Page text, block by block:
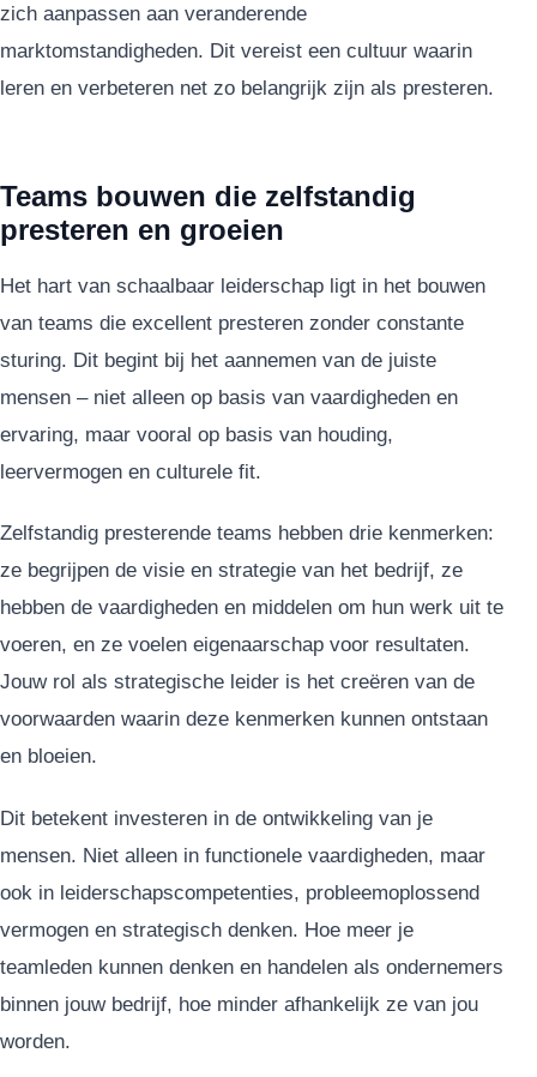
zich aanpassen aan veranderende
marktomstandigheden. Dit vereist een cultuur waarin
leren en verbeteren net zo belangrijk zijn als presteren.
Teams bouwen die zelfstandig
presteren en groeien
Het hart van schaalbaar leiderschap ligt in het bouwen
van teams die excellent presteren zonder constante
sturing. Dit begint bij het aannemen van de juiste
mensen – niet alleen op basis van vaardigheden en
ervaring, maar vooral op basis van houding,
leervermogen en culturele fit.
Zelfstandig presterende teams hebben drie kenmerken:
ze begrijpen de visie en strategie van het bedrijf, ze
hebben de vaardigheden en middelen om hun werk uit te
voeren, en ze voelen eigenaarschap voor resultaten.
Jouw rol als strategische leider is het creëren van de
voorwaarden waarin deze kenmerken kunnen ontstaan
en bloeien.
Dit betekent investeren in de ontwikkeling van je
mensen. Niet alleen in functionele vaardigheden, maar
ook in leiderschapscompetenties, probleemoplossend
vermogen en strategisch denken. Hoe meer je
teamleden kunnen denken en handelen als ondernemers
binnen jouw bedrijf, hoe minder afhankelijk ze van jou
worden.